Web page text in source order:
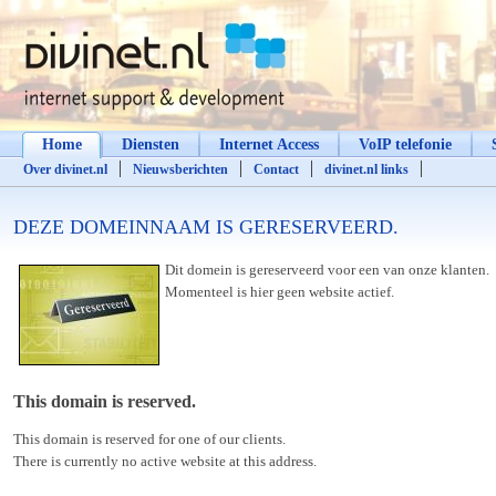
Home Diensten Internet Access VoIP telefonie
Over divinet.nl Nieuwsberichten Contact divinet.nl links
DEZE DOMEINNAAM IS GERESERVEERD.
Dit domein is gereserveerd voor een van onze klanten.
Momenteel is hier geen website actief.
This domain is reserved.
This domain is reserved for one of our clients.
There is currently no active website at this address.